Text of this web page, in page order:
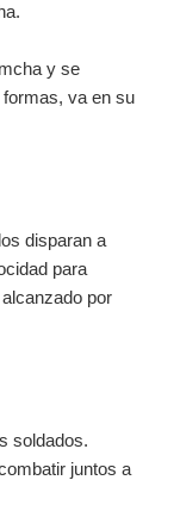
y se
va en su
disparan a
para
por
soldados.
juntos a